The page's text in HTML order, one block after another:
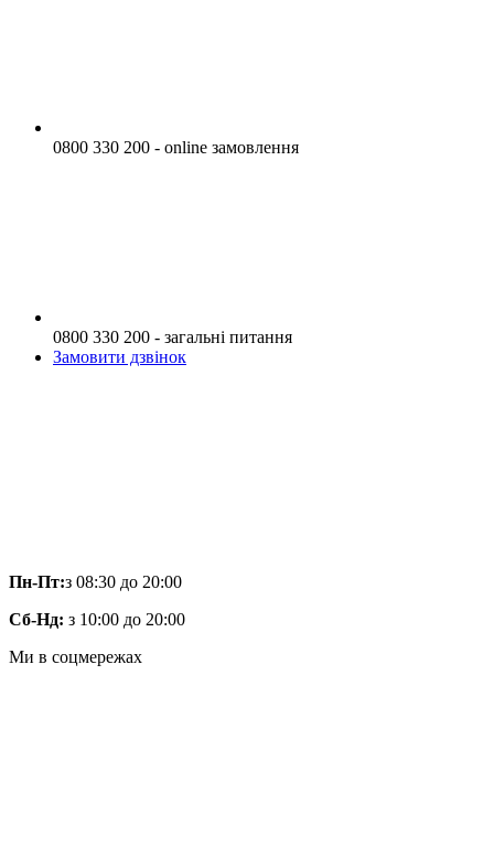
0800 330 200 - online замовлення
0800 330 200 - загальні питання
Замовити дзвінок
Пн-Пт:з 08:30 до 20:00
Сб-Нд: з 10:00 до 20:00
Ми в соцмережах